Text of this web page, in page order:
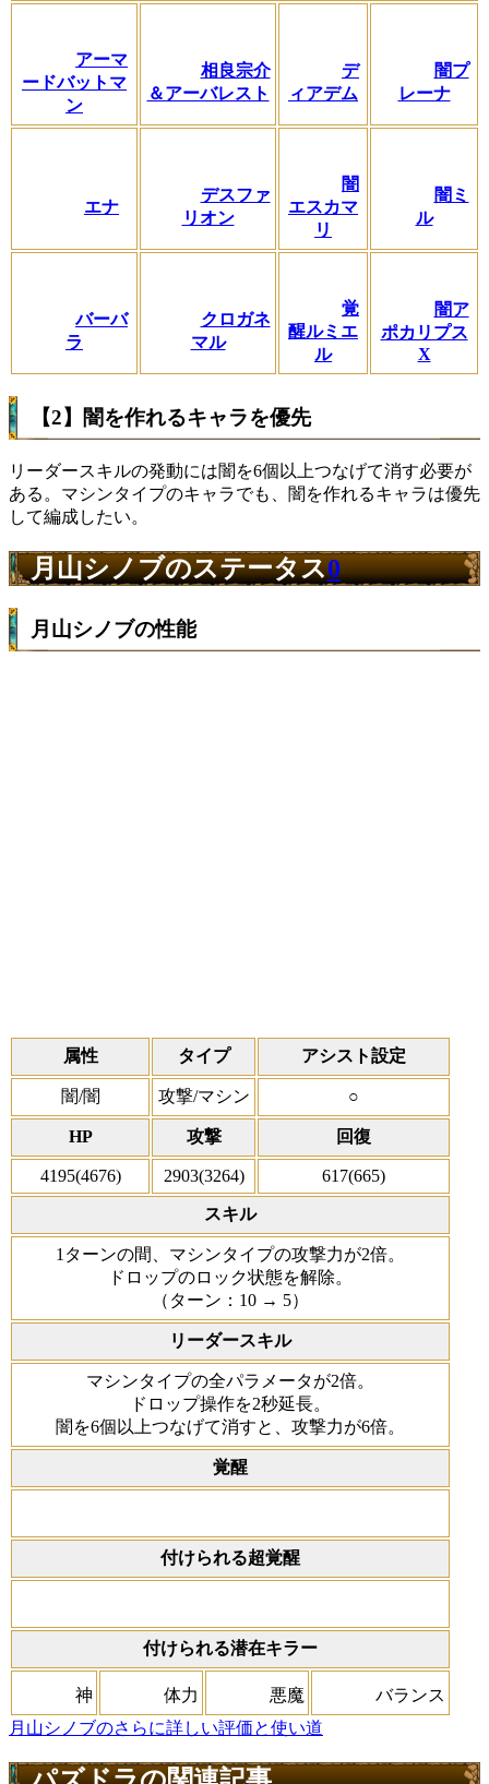
アーマ
ードバットマ
ン
相良宗介
＆アーバレスト
デ
ィアデム
闇プ
レーナ
エナ
デスファ
リオン
闇
エスカマ
リ
闇ミ
ル
バーバ
ラ
クロガネ
マル
覚
醒ルミエ
ル
闇ア
ポカリプス
X
【2】闇を作れるキャラを優先
リーダースキルの発動には闇を6個以上つなげて消す必要が
ある。マシンタイプのキャラでも、闇を作れるキャラは優先
して編成したい。
月山シノブのステータス0
月山シノブの性能
属性 タイプ アシスト設定
闇/闇 攻撃/マシン ○
HP 攻撃 回復
4195(4676) 2903(3264) 617(665)
スキル
1ターンの間、マシンタイプの攻撃力が2倍。
ドロップのロック状態を解除。
（ターン：10 → 5）
リーダースキル
マシンタイプの全パラメータが2倍。
ドロップ操作を2秒延長。
闇を6個以上つなげて消すと、攻撃力が6倍。
覚醒
付けられる超覚醒
付けられる潜在キラー
神 体力 悪魔
バランス
月山シノブのさらに詳しい評価と使い道